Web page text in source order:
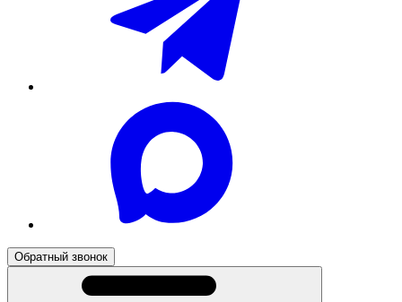
Обратный звонок